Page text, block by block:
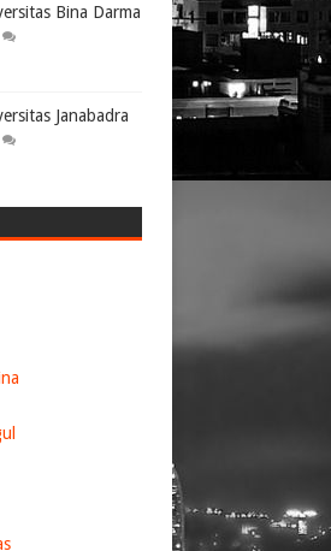
Bina Darma
Janabadra